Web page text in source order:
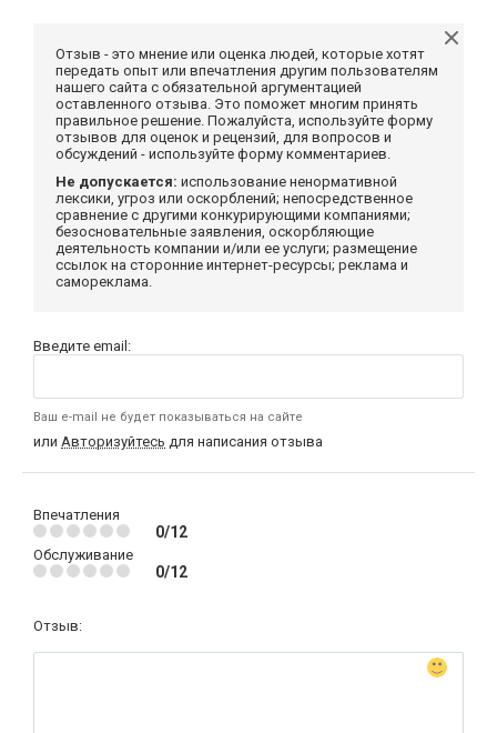
Отзыв - это мнение или оценка людей, которые хотят
передать опыт или впечатления другим пользователям
нашего сайта с обязательной аргументацией
оставленного отзыва. Это поможет многим принять
правильное решение. Пожалуйста, используйте форму
отзывов для оценок и рецензий, для вопросов и
обсуждений - используйте форму комментариев.
Не допускается: использование ненормативной
лексики, угроз или оскорблений; непосредственное
сравнение с другими конкурирующими компаниями;
безосновательные заявления, оскорбляющие
деятельность компании и/или ее услуги; размещение
ссылок на сторонние интернет-ресурсы; реклама и
самореклама.
Введите email:
Ваш e-mail не будет показываться на сайте
или Авторизуйтесь для написания отзыва
Впечатления
0/12
Обслуживание
0/12
Отзыв: